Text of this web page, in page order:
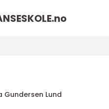
no
Gundersen Lund